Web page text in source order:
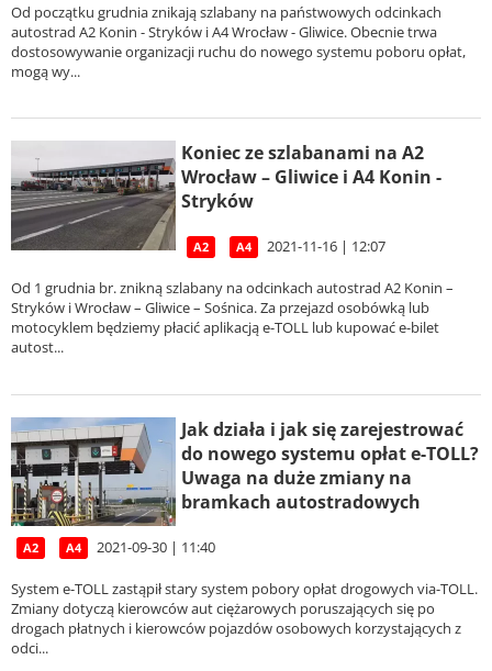
Od początku grudnia znikają szlabany na państwowych odcinkach
autostrad A2 Konin - Stryków i A4 Wrocław - Gliwice. Obecnie trwa
dostosowywanie organizacji ruchu do nowego systemu poboru opłat,
mogą wy...
Koniec ze szlabanami na A2
Wrocław – Gliwice i A4 Konin -
Stryków
A2 A4 2021-11-16 | 12:07
Od 1 grudnia br. znikną szlabany na odcinkach autostrad A2 Konin –
Stryków i Wrocław – Gliwice – Sośnica. Za przejazd osobówką lub
motocyklem będziemy płacić aplikacją e-TOLL lub kupować e-bilet
autost...
Jak działa i jak się zarejestrować
do nowego systemu opłat e-TOLL?
Uwaga na duże zmiany na
bramkach autostradowych
A2 A4 2021-09-30 | 11:40
System e-TOLL zastąpił stary system pobory opłat drogowych via-TOLL.
Zmiany dotyczą kierowców aut ciężarowych poruszających się po
drogach płatnych i kierowców pojazdów osobowych korzystających z
odci...